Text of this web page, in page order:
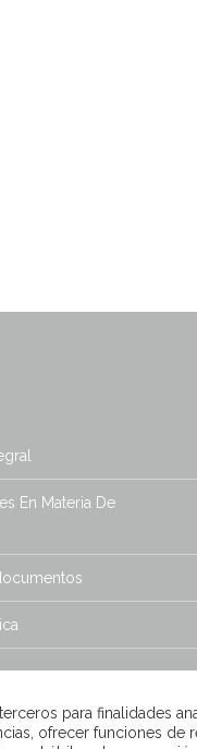
En Materia De
para finalidades
ofrecer funciones de